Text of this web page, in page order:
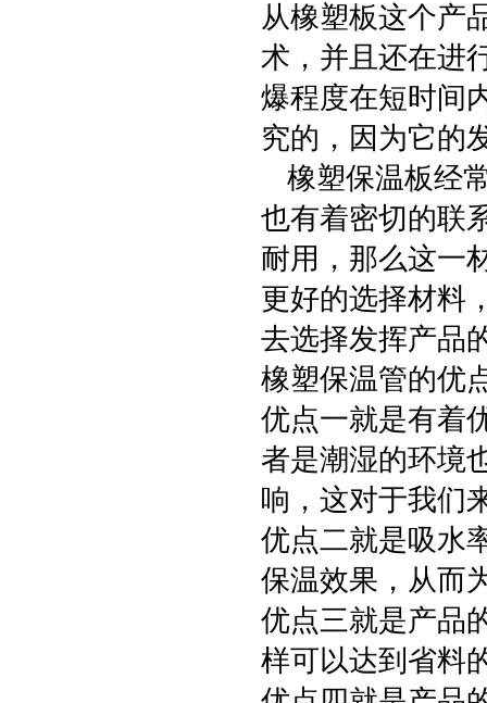
从橡塑板这个产
术，并且还在进
爆程度在短时间
究的，因为它的
橡塑保温板经
也有着密切的联
耐用，那么这一
更好的选择材料
去选择发挥产品
橡塑保温管的优
优点一就是有着
者是潮湿的环境
响，这对于我们
优点二就是吸水
保温效果，从而
优点三就是产品
样可以达到省料